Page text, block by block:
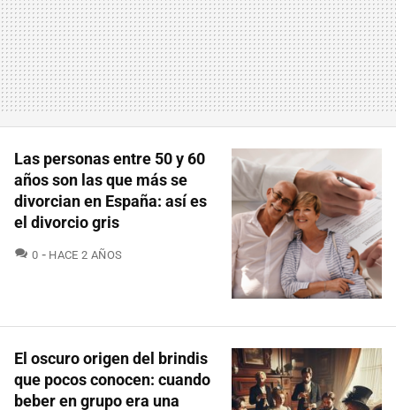
Las personas entre 50 y 60
años son las que más se
divorcian en España: así es
el divorcio gris
0 COMENTARIOS
HACE 2 AÑOS
El oscuro origen del brindis
que pocos conocen: cuando
beber en grupo era una